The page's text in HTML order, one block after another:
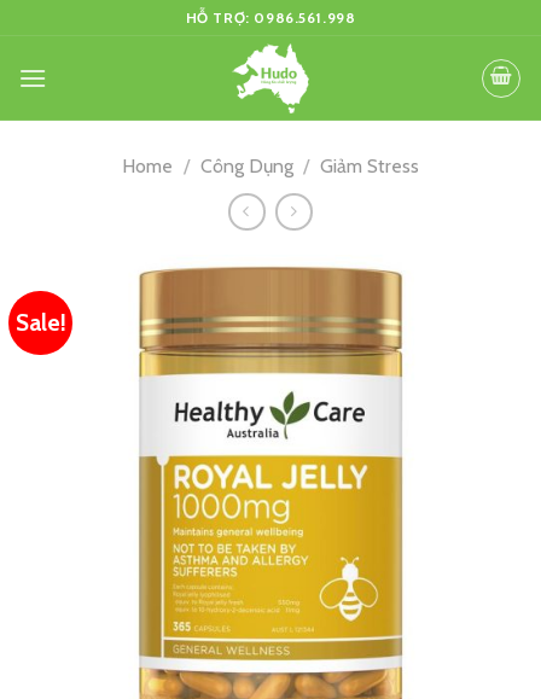
content
HỖ TRỢ: 0986.561.998
Home / Công Dụng / Giảm Stress
Sale!